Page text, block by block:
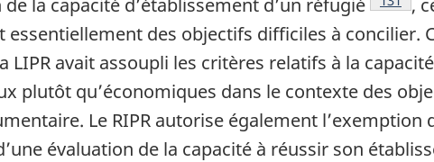
de la capacité d’établissement d’un réfugié
,
essentiellement des objectifs difficiles à
LIPR avait assoupli les critères relatifs à la
plutôt qu’économiques dans le contexte des
Le RIPR autorise également
évaluation de la capacité à réussir son